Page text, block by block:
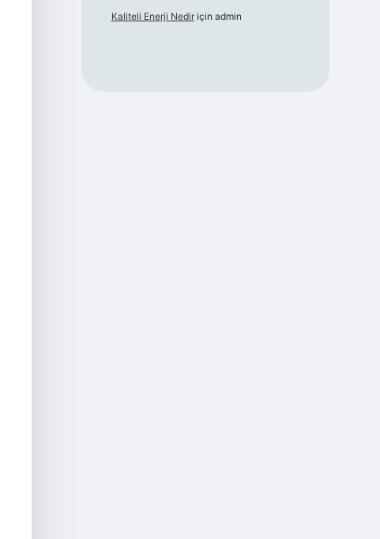
Kaliteli Enerji Nediriçin admin